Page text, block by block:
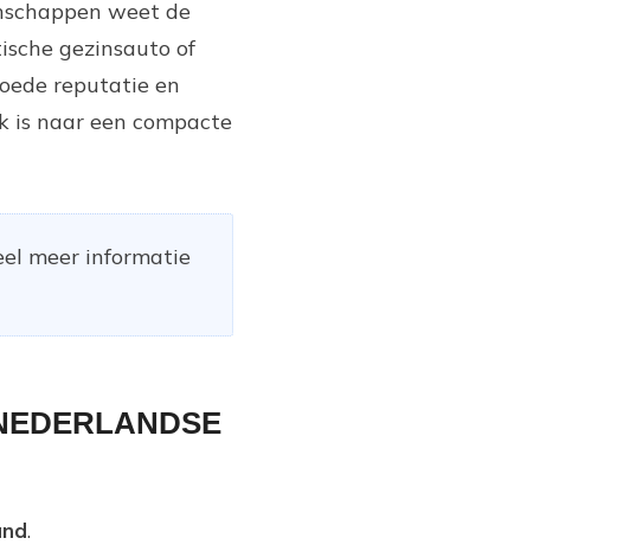
weet de
gezinsauto of
reputatie en
is naar een compacte
meer informatie
.